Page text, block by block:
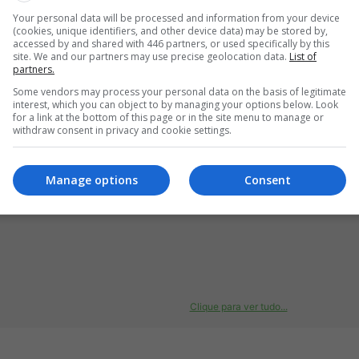
e 4 outros
Clique para ver tudo...
Your personal data will be processed and information from your device
(cookies, unique identifiers, and other device data) may be stored by,
accessed by and shared with 446 partners, or used specifically by this
site. We and our partners may use precise geolocation data. List of
partners.
Some vendors may process your personal data on the basis of legitimate
interest, which you can object to by managing your options below. Look
for a link at the bottom of this page or in the site menu to manage or
withdraw consent in privacy and cookie settings.
Consent
Manage options